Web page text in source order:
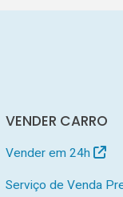
VENDER CARRO
Vender em 24h
Serviço de Venda